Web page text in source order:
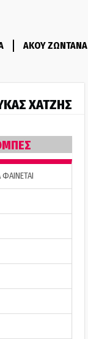
ΑΚΟΥ ΖΩΝΤΑΝΑ
ΧΑΤΖΗΣ